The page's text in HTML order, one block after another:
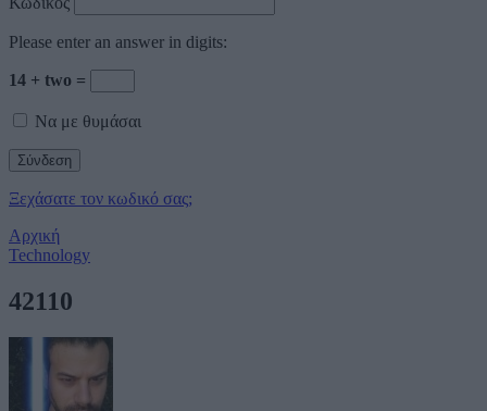
Please enter an answer in digits:
14 + two =
Να με θυμάσαι
Ξεχάσατε τον κωδικό σας;
Αρχική
Technology
42110